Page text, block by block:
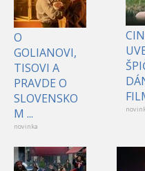
O
GOLIANOVI,
TISOVI A
PRAVDE O
SLOVENSKO
M ...
novinka